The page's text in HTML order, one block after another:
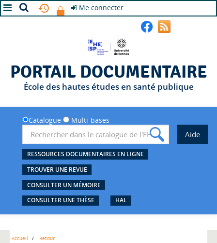
Me connecter
PORTAIL DOCUMENTAIRE
École des hautes études en santé publique
Catalogue Multi-bases
RESSOURCES DOCUMENTAIRES EN LIGNE
TROUVER UNE REVUE
CONSULTER UN MÉMOIRE
CONSULTER UNE THÈSE
HAL
Accueil Retour